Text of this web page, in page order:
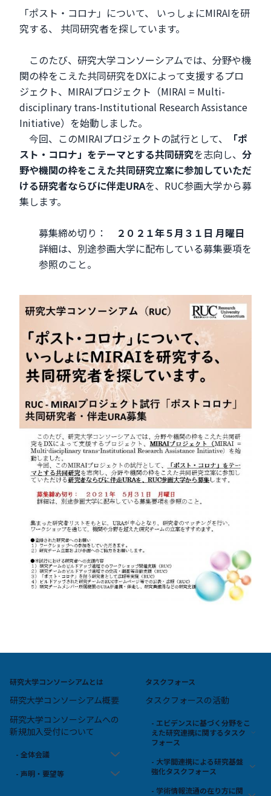
「ポスト・コロナ」について、 いっしょにMIRAIを研
究する、 共同研究者を探しています。
このたび、研究大学コンソーシアムでは、分野や機
関の枠をこえた共同研究をDXによって支援するプロ
ジェクト、MIRAIプロジェクト（MIRAI = Multi-
disciplinary trans-Institutional Research Assistance
Initiative）を始動しました。
今回、このMIRAIプロジェクトの試行として、
「ポ
スト・コロナ」をテーマとする共同研究を志向し、 分
野や機関の枠をこえた共同研究立案に参加していただ
ける研究者ならびに伴走URAを、RUC参画大学から募
集します。
募集締め切り：
２０２１年５月３１日 月曜日
詳細は、別途参画大学に配布している募集要項を
参照のこと。
研究大学コンソーシアムとは
研究大学コンソーシアム概要
研究大学コンソーシアムへの
新規加入受付について
- 全体会議
- 声明・要望等
タスクフォース
タスクフォースの活動
- エビデンスに基づく分野をこ
えた研究連携に関するタスク
フォース
- 大学間連携による研究基盤
強化タスクフォース
- 学術情報流通の在り方に関